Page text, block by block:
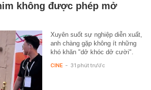
không được phép mở
Xuyên suốt sự nghiệp diễn xuất,
anh chàng gặp không ít những
khó khăn "dở khóc dở cười".
CINE - 31 phút trước